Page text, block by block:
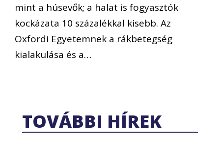
mint a húsevők; a halat is fogyasztók
kockázata 10 százalékkal kisebb. Az
Oxfordi Egyetemnek a rákbetegség
kialakulása és a…
TOVÁBBI HÍREK